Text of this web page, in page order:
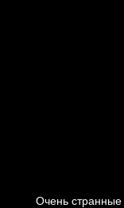
Очень странные